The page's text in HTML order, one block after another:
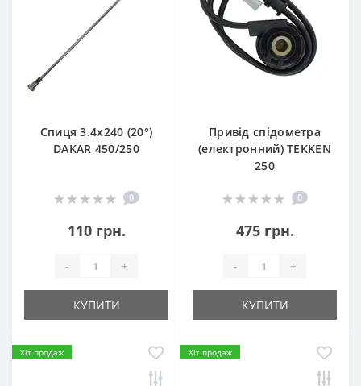
Спиця 3.4х240 (20°)
DAKAR 450/250
0
110 грн.
- +
КУПИТИ
Привід спідометра
(електронний) TEKKEN
250
0
475 грн.
- +
КУПИТИ
Хіт продаж Хіт продаж